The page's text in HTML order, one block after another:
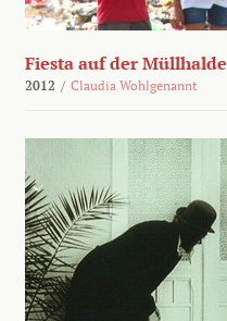
Fiesta auf der Müllhalde
2012 / Claudia Wohlgenannt